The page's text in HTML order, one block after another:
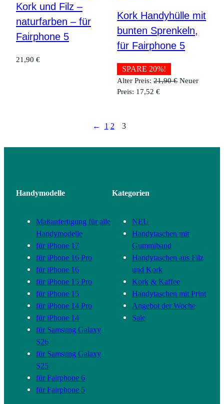
Kork und Filz –
naturfarben – für
Fairphone 5
21,90 €
Kork Handyhülle mit
bunten Sprenkeln,
für Fairphone 5
SPARE 20%!
Alter Preis: 21,90€ Neuer
Preis: 17,52€Aktueller
← 1 2 3
Handymodelle
Maßanfertigung für alle
Handymodelle
für iPhone 17
für iPhone 16 Pro
für iPhone 16
für iPhone 15 Pro
für iPhone 15
für iPhone 14 Pro
für iPhone 14
für Samsung Galaxy
S26
für Samsung Galaxy
S25
für Fairphone 6
für Fairphone 5
Kategorien
NEU
Handytaschen mit
Gummiband
Handytaschen aus Filz
und Kork
Kork & Kaffee
Handytaschen mit Print
Angebot der Woche
Sale